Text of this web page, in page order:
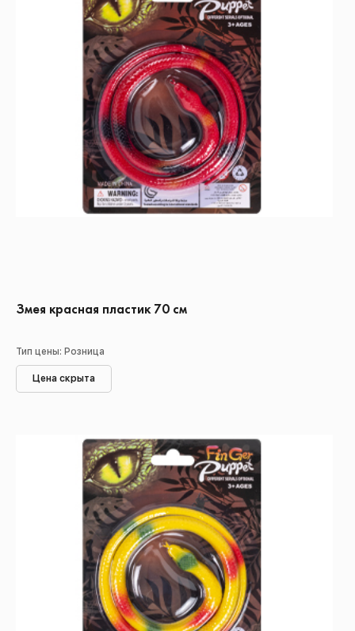
Змея красная пластик 70 см
Тип цены: Розница
Цена скрыта